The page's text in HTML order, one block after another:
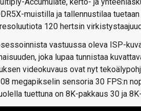
muistilla ja tallennustilaa
120 hertsin
vastuussa oleva ISP-
joka lupaa tunnistaa
videokuvaus ovat nyt
megapikselin sensoria 30 FPS:n
tuettuna on 8K-pakkaus 30 ja